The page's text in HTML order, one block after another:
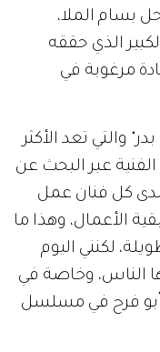
بسام الملا،
الذي حققه
مرغوبة في
والتي تعد الأكثر
الفنية عبر البحث عن
كل فنان عمل
الأعمال، وهذا ما
لكنني اليوم
الناس، وخاصة في
أبو فرح في مسلسل